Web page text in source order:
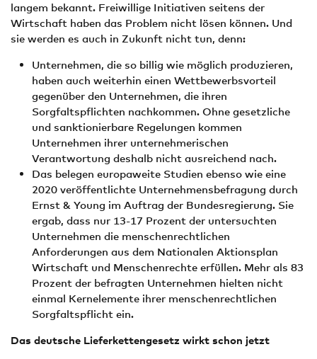
langem bekannt. Freiwillige Initiativen seitens der
Wirtschaft haben das Problem nicht lösen können. Und
sie werden es auch in Zukunft nicht tun, denn:
Unternehmen, die so billig wie möglich produzieren,
haben auch weiterhin einen Wettbewerbsvorteil
gegenüber den Unternehmen, die ihren
Sorgfaltspflichten nachkommen. Ohne gesetzliche
und sanktionierbare Regelungen kommen
Unternehmen ihrer unternehmerischen
Verantwortung deshalb nicht ausreichend nach.
Das belegen europaweite Studien ebenso wie eine
2020 veröffentlichte Unternehmensbefragung durch
Ernst & Young im Auftrag der Bundesregierung. Sie
ergab, dass nur 13-17 Prozent der untersuchten
Unternehmen die menschenrechtlichen
Anforderungen aus dem Nationalen Aktionsplan
Wirtschaft und Menschenrechte erfüllen. Mehr als 83
Prozent der befragten Unternehmen hielten nicht
einmal Kernelemente ihrer menschenrechtlichen
Sorgfaltspflicht ein.
Das deutsche Lieferkettengesetz wirkt schon jetzt